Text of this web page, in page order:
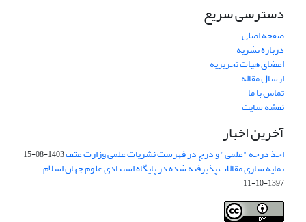
دسترسی سریع
صفحه اصلی
درباره نشریه
اعضای هیات تحریریه
ارسال مقاله
تماس با ما
نقشه سایت
آخرین اخبار
اخذ درجه "علمی" و درج در فهرست نشریات علمی وزارت عتف1403-08-15
نمایه سازی مقالات پذیرفته شده در پایگاه استنادی علوم جهان اسلام
1397-10-11